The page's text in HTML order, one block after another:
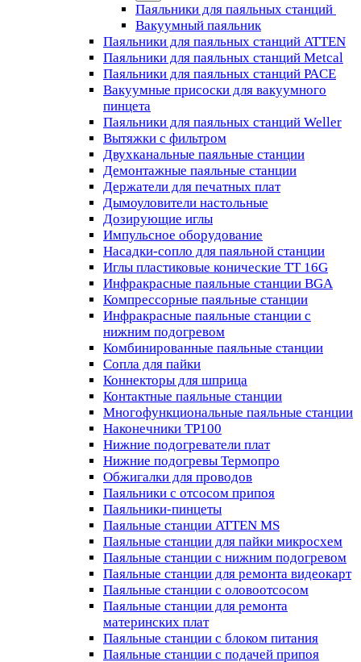
Паяльники для паяльных станций
Вакуумный паяльник
Паяльники для паяльных станций ATTEN
Паяльники для паяльных станций Metcal
Паяльники для паяльных станций PACE
Вакуумные присоски для вакуумного
пинцета
Паяльники для паяльных станций Weller
Вытяжки с фильтром
Двухканальные паяльные станции
Демонтажные паяльные станции
Держатели для печатных плат
Дымоуловители настольные
Дозирующие иглы
Импульсное оборудование
Насадки-сопло для паяльной станции
Иглы пластиковые конические TT 16G
Инфракрасные паяльные станции BGA
Компрессорные паяльные станции
Инфракрасные паяльные станции с
нижним подогревом
Комбинированные паяльные станции
Сопла для пайки
Коннекторы для шприца
Контактные паяльные станции
Многофункциональные паяльные станции
Наконечники TP100
Нижние подогреватели плат
Нижние подогревы Термопро
Обжигалки для проводов
Паяльники с отсосом припоя
Паяльники-пинцеты
Паяльные станции ATTEN MS
Паяльные станции для пайки микросхем
Паяльные станции с нижним подогревом
Паяльные станции для ремонта видеокарт
Паяльные станции с оловоотсосом
Паяльные станции для ремонта
материнских плат
Паяльные станции с блоком питания
Паяльные станции с подачей припоя